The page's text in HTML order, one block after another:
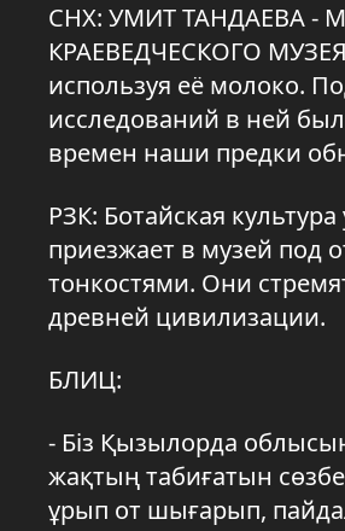
СНХ: УМИТ ТАНДАЕВА
КРАЕВЕДЧЕСКОГО
используя её молоко.
исследований в ней
времен наши предки
РЗК: Ботайская
приезжает в музей под
тонкостями. Они
древней цивилизации.
БЛИЦ:
- Біз Қызылорда
жақтың табиғатын
ұрып от шығарып,